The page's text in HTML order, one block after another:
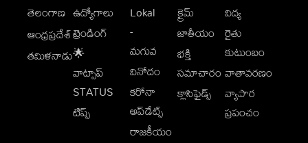
తెలంగాణ
ఆంధ్రప్రదేశ్
తమిళనాడు
ఉద్యోగాలు
ట్రెండింగ్
🌟
వాట్సాప్
STATUS
టిప్స్
Lokal
-
మగువ
వినోదం
కరోనా
అప్‌డేట్స్
రాజకీయం
క్రైమ్
జాతీయం
భక్తి
సమాచారం
క్లాసిఫైడ్స్
విద్య
రైతు
కుటుంబం
వాతావరణం
వ్యాపార
ప్రపంచం